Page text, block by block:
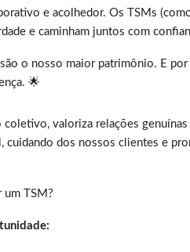
e acolhedor. Os TSMs
e caminham juntos com
o nosso maior patrimônio. E
🌟
coletivo, valoriza relações
cuidando dos nossos clientes e
um TSM?